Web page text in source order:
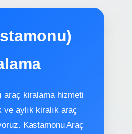
araç kiralama hizmeti
ve aylık kiralık araç
Kastamonu Araç